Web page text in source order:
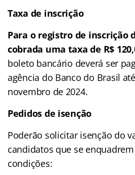
Taxa de inscrição
Para o registro de inscrição
cobrada uma taxa de R$
boleto bancário deverá ser
agência do Banco do Brasil
novembro de 2024.
Pedidos de isenção
Poderão solicitar isenção do
candidatos que se
condições: